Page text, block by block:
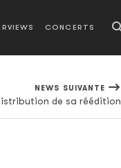
CONCERTS
NEWS SUIVANTE
de sa réédition